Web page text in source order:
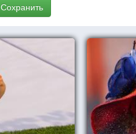
Сохранить